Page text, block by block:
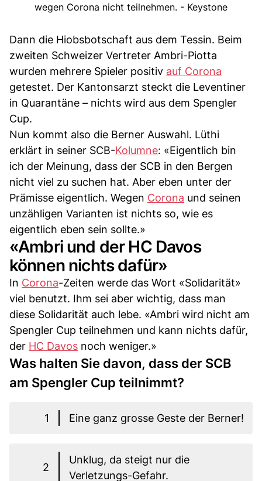
wegen Corona nicht teilnehmen. - Keystone
Dann die Hiobsbotschaft aus dem Tessin. Beim
zweiten Schweizer Vertreter Ambri-Piotta
wurden mehrere Spieler positiv auf Corona
getestet. Der Kantonsarzt steckt die Leventiner
in Quarantäne – nichts wird aus dem Spengler
Cup.
Nun kommt also die Berner Auswahl. Lüthi
erklärt in seiner SCB-Kolumne: «Eigentlich bin
ich der Meinung, dass der SCB in den Bergen
nicht viel zu suchen hat. Aber eben unter der
Prämisse eigentlich. Wegen Corona und seinen
unzähligen Varianten ist nichts so, wie es
eigentlich eben sein sollte.»
«Ambri und der HC Davos
können nichts dafür»
In Corona-Zeiten werde das Wort «Solidarität»
viel benutzt. Ihm sei aber wichtig, dass man
diese Solidarität auch lebe. «Ambri wird nicht am
Spengler Cup teilnehmen und kann nichts dafür,
der HC Davos noch weniger.»
Was halten Sie davon, dass der SCB
am Spengler Cup teilnimmt?
1 Eine ganz grosse Geste der Berner!
2
Unklug, da steigt nur die
Verletzungs-Gefahr.